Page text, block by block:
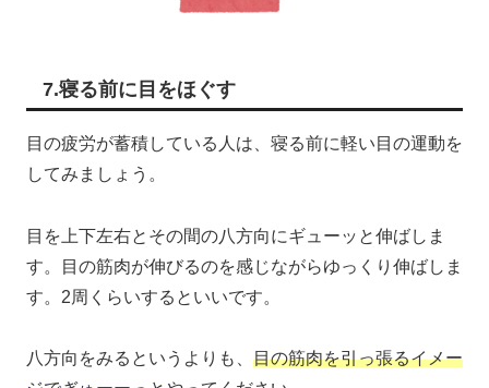
7.寝る前に目をほぐす
目の疲労が蓄積している人は、寝る前に軽い目の運動を
してみましょう。
目を上下左右とその間の八方向にギューッと伸ばしま
す。目の筋肉が伸びるのを感じながらゆっくり伸ばしま
す。2周くらいするといいです。
八方向をみるというよりも、 目の筋肉を引っ張るイメー